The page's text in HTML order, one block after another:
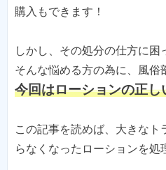
購入もできます！
しかし、その処分の仕方に困
そんな悩める方の為に、風俗
今回はローションの正し
この記事を読めば、大きなト
らなくなったローションを処